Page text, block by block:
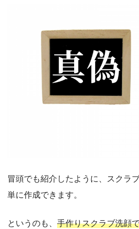
冒頭でも紹介したように、スクラ
単に作成できます。
というのも、 手作りスクラブ洗顔